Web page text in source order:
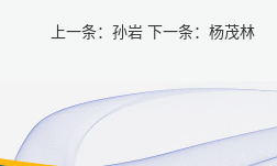
上一条： 孙岩 下一条： 杨茂林